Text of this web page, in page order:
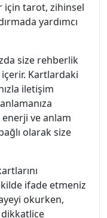
için tarot, zihinsel
yardımcı
size rehberlik
Kartlardaki
iletişim
enerji ve anlam
olarak size
ifade etmeniz
okurken,
dikkatlice